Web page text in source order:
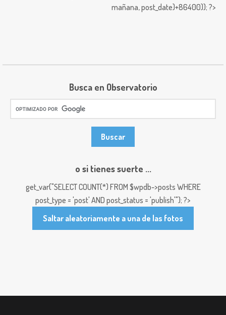
mañana,post_date)+86400)); ?>
Busca en Observatorio
o si tienes suerte ...
get_var("SELECT COUNT(*) FROM $wpdb->posts WHERE
post_type = 'post' AND post_status = 'publish'"); ?>
Saltar aleatoriamente a una de las fotos